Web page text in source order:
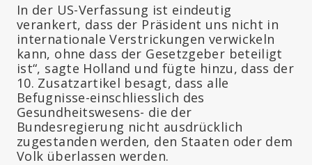
In der US-Verfassung ist eindeutig
verankert, dass der Präsident uns nicht in
internationale Verstrickungen verwickeln
kann, ohne dass der Gesetzgeber beteiligt
ist“, sagte Holland und fügte hinzu, dass der
10. Zusatzartikel besagt, dass alle
Befugnisse-einschliesslich des
Gesundheitswesens- die der
Bundesregierung nicht ausdrücklich
zugestanden werden, den Staaten oder dem
Volk überlassen werden.